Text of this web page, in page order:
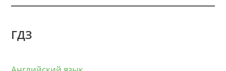
ГДЗ